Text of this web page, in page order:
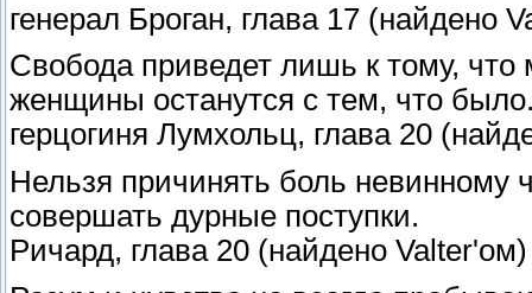
генерал Броган, глава 17 (найдено
Свобода приведет лишь к тому,
женщины останутся с тем, что
герцогиня Лумхольц, глава 20
Нельзя причинять боль невинному
совершать дурные поступки.
Ричард, глава 20 (найдено Valter'ом)